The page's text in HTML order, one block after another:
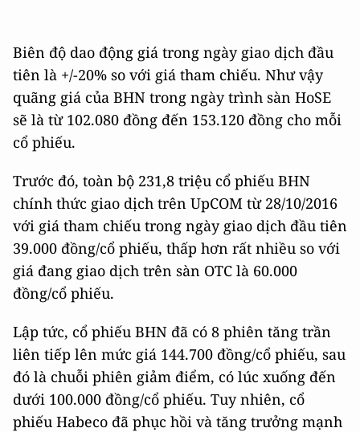
Biên độ dao động giá trong ngày giao dịch đầu
tiên là +/-20% so với giá tham chiếu. Như vậy
quãng giá của BHN trong ngày trình sàn HoSE
sẽ là từ 102.080 đồng đến 153.120 đồng cho mỗi
cổ phiếu.
Trước đó, toàn bộ 231,8 triệu cổ phiếu BHN
chính thức giao dịch trên UpCOM từ 28/10/2016
với giá tham chiếu trong ngày giao dịch đầu tiên
39.000 đồng/cổ phiếu, thấp hơn rất nhiều so với
giá đang giao dịch trên sàn OTC là 60.000
đồng/cổ phiếu.
Lập tức, cổ phiếu BHN đã có 8 phiên tăng trần
liên tiếp lên mức giá 144.700 đồng/cổ phiếu, sau
đó là chuỗi phiên giảm điểm, có lúc xuống đến
dưới 100.000 đồng/cổ phiếu. Tuy nhiên, cổ
phiếu Habeco đã phục hồi và tăng trưởng mạnh